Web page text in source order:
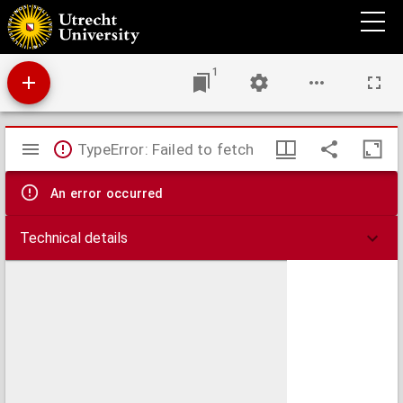
Apologie contre les calomnies & maledicences escrites & proferées par le Prince
d'Orenges, ses ministres & adherens alencontre du roy, ses ministres & serviteurs
1
Mirador
viewer
TypeError: Failed to fetch
An error occurred
Technical details